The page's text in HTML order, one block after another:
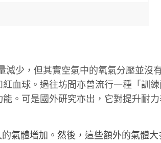
減少，但其實空氣中的氧氣分壓並沒
血球。過往坊間亦曾流行一種「訓
。可是國外研究亦出，它對提升耐
氣體增加。然後，這些額外的氣體大